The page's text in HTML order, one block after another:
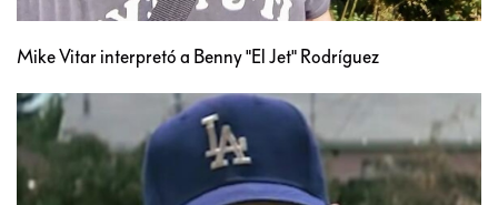
Mike Vitar interpretó a Benny "El Jet" Rodríguez